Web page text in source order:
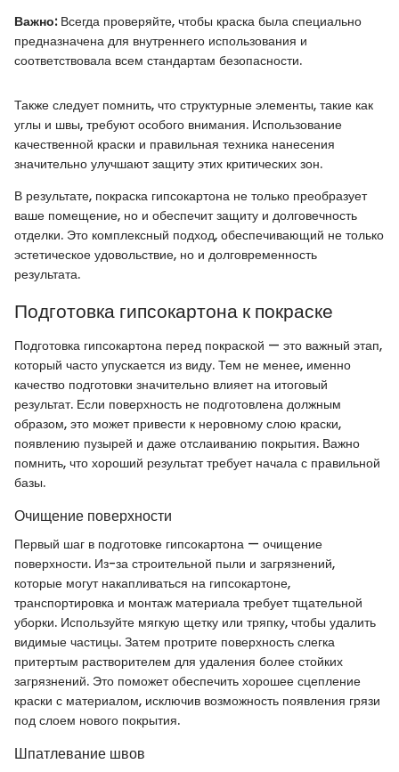
Важно:Всегда проверяйте, чтобы краска была специально
предназначена для внутреннего использования и
соответствовала всем стандартам безопасности.
Также следует помнить, что структурные элементы, такие как
углы и швы, требуют особого внимания. Использование
качественной краски и правильная техника нанесения
значительно улучшают защиту этих критических зон.
В результате, покраска гипсокартона не только преобразует
ваше помещение, но и обеспечит защиту и долговечность
отделки. Это комплексный подход, обеспечивающий не только
эстетическое удовольствие, но и долговременность
результата.
Подготовка гипсокартона к покраске
Подготовка гипсокартона перед покраской — это важный этап,
который часто упускается из виду. Тем не менее, именно
качество подготовки значительно влияет на итоговый
результат. Если поверхность не подготовлена должным
образом, это может привести к неровному слою краски,
появлению пузырей и даже отслаиванию покрытия. Важно
помнить, что хороший результат требует начала с правильной
базы.
Очищение поверхности
Первый шаг в подготовке гипсокартона — очищение
поверхности. Из-за строительной пыли и загрязнений,
которые могут накапливаться на гипсокартоне,
транспортировка и монтаж материала требует тщательной
уборки. Используйте мягкую щетку или тряпку, чтобы удалить
видимые частицы. Затем протрите поверхность слегка
притертым растворителем для удаления более стойких
загрязнений. Это поможет обеспечить хорошее сцепление
краски с материалом, исключив возможность появления грязи
под слоем нового покрытия.
Шпатлевание швов